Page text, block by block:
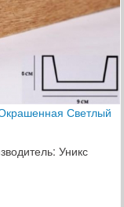
Светлый
Уникс